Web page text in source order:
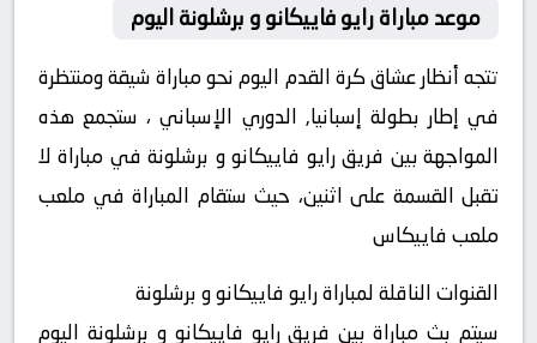
موعد مباراة رايو فاييكانو و برشلونة اليوم
تتجه أنظار عشاق كرة القدم اليوم نحو مباراة شيقة ومنتظرة
في إطار بطولة إسبانيا, الدوري الإسباني ، ستجمع هذه
المواجهة بين فريق رايو فاييكانو و برشلونة في مباراة لا
تقبل القسمة على اثنين، حيث ستقام المباراة في ملعب
ملعب فاييكاس
القنوات الناقلة لمباراة رايو فاييكانو و برشلونة
سيتم بث مباراة بين فريق رايو فاييكانو و برشلونة اليوم